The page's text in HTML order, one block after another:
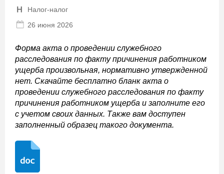
Налог-налог
26 июня 2026
Форма акта о проведении служебного
расследования по факту причинения работником
ущерба произвольная, нормативно утвержденной
нет. Скачайте бесплатно бланк акта о
проведении служебного расследования по факту
причинения работником ущерба и заполните его
с учетом своих данных. Также вам доступен
заполненный образец такого документа.